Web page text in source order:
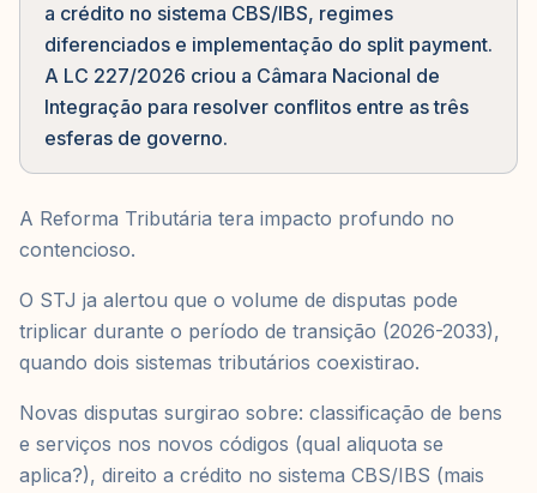
a crédito no sistema CBS/IBS, regimes
diferenciados e implementação do split payment.
A LC 227/2026 criou a Câmara Nacional de
Integração para resolver conflitos entre as três
esferas de governo.
A Reforma Tributária tera impacto profundo no
contencioso.
O STJ ja alertou que o volume de disputas pode
triplicar durante o período de transição (2026-2033),
quando dois sistemas tributários coexistirao.
Novas disputas surgirao sobre: classificação de bens
e serviços nos novos códigos (qual aliquota se
aplica?), direito a crédito no sistema CBS/IBS (mais